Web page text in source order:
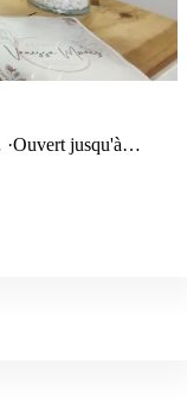
·Ouvert jusqu'à